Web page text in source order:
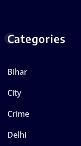
Categories
Bihar
City
Crime
Delhi